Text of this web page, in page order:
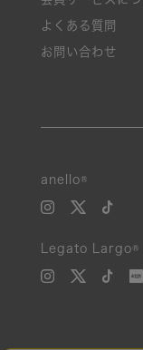
よくある質問
お問い合わせ
anello®
Legato Largo®